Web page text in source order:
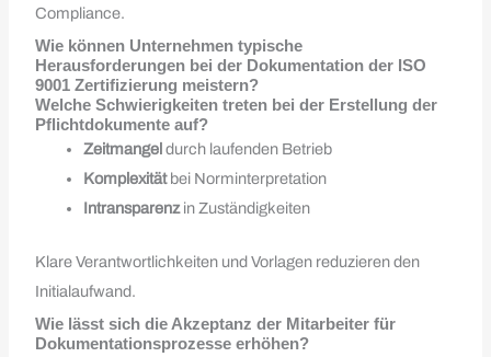
Compliance.
Wie können Unternehmen typische
Herausforderungen bei der Dokumentation der ISO
9001 Zertifizierung meistern?
Welche Schwierigkeiten treten bei der Erstellung der
Pflichtdokumente auf?
Zeitmangel durch laufenden Betrieb
Komplexitätbei Norminterpretation
Intransparenzin Zuständigkeiten
Klare Verantwortlichkeiten und Vorlagen reduzieren den
Initialaufwand.
Wie lässt sich die Akzeptanz der Mitarbeiter für
Dokumentationsprozesse erhöhen?